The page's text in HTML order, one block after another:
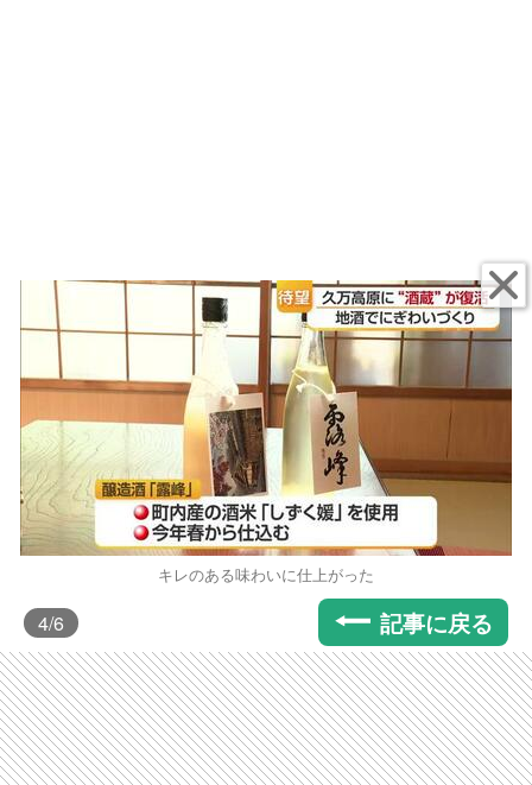
キレのある味わいに仕上がった
4/6 記事に戻る